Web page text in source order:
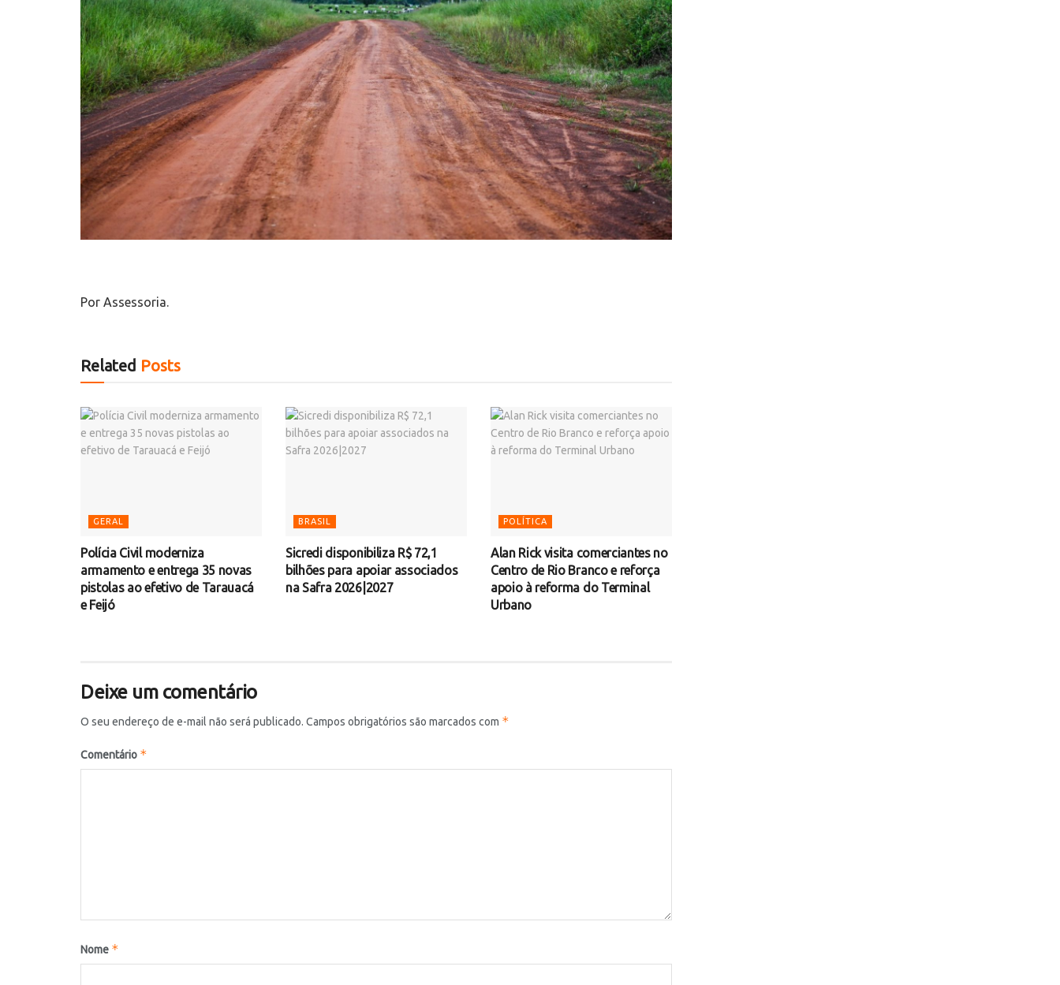
Por Assessoria.
Related Posts
GERAL
Polícia Civil moderniza
armamento e entrega 35 novas
pistolas ao efetivo de Tarauacá
e Feijó
BRASIL
Sicredi disponibiliza R$ 72,1
bilhões para apoiar associados
na Safra 2026|2027
POLÍTICA
Alan Rick visita comerciantes no
Centro de Rio Branco e reforça
apoio à reforma do Terminal
Urbano
Deixe um comentário
O seu endereço de e-mail não será publicado. Campos obrigatórios são marcados com *
Comentário *
Nome *